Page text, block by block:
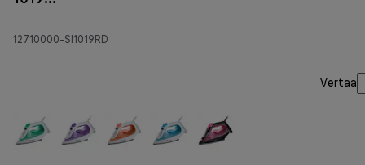
12710000-SI1019RD
Vertaa